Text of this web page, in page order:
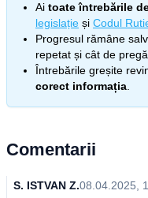
Ai toate întrebările
legislație și Codul
Progresul rămâne
repetat și cât de
Întrebările greșite
corect informația
Comentarii
S. ISTVAN Z.08.04.2025,